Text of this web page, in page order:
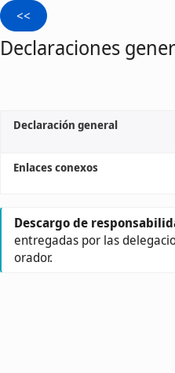
Declaraciones
Declaración general
Enlaces conexos
Descargo de
entregadas por las
orador.